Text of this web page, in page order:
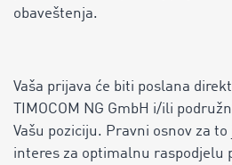
obaveštenja.
Vaša prijava će biti poslana
TIMOCOM NG GmbH i/ili
Vašu poziciju. Pravni osnov za
interes za optimalnu raspodjelu